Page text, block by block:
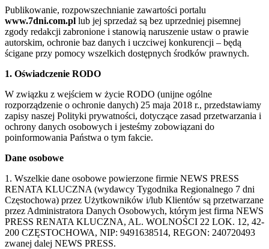
Publikowanie, rozpowszechnianie zawartości portalu
www.7dni.com.pl lub jej sprzedaż są bez uprzedniej pisemnej
zgody redakcji zabronione i stanowią naruszenie ustaw o prawie
autorskim, ochronie baz danych i uczciwej konkurencji – będą
ścigane przy pomocy wszelkich dostępnych środków prawnych.
1. Oświadczenie RODO
W związku z wejściem w życie RODO (unijne ogólne
rozporządzenie o ochronie danych) 25 maja 2018 r., przedstawiamy
zapisy naszej Polityki prywatności, dotyczące zasad przetwarzania i
ochrony danych osobowych i jesteśmy zobowiązani do
poinformowania Państwa o tym fakcie.
Dane osobowe
1. Wszelkie dane osobowe powierzone firmie NEWS PRESS
RENATA KLUCZNA (wydawcy Tygodnika Regionalnego 7 dni
Częstochowa) przez Użytkowników i/lub Klientów są przetwarzane
przez Administratora Danych Osobowych, którym jest firma NEWS
PRESS RENATA KLUCZNA, AL. WOLNOŚCI 22 LOK. 12, 42-
200 CZĘSTOCHOWA, NIP: 9491638514, REGON: 240720493
zwanej dalej NEWS PRESS.